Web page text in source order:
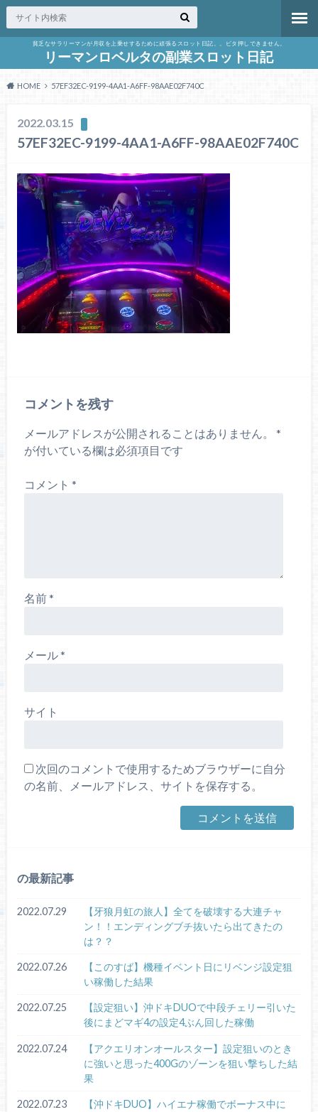
貧乏なサラリーマンが月収を上乗せするために頑張るスロット日記。。ビタ押しできません。
リーマンロベルタの副業スロット日記
HOME 57EF32EC-9199-4AA1-A6FF-98AAE02F740C
2022.03.15
57EF32EC-9199-4AA1-A6FF-98AAE02F740C
コメントを残す
メールアドレスが公開されることはありません。
*
が付いている欄は必須項目です
コメント *
名前*
メール*
サイト
次回のコメントで使用するためブラウザーに自分
の名前、メールアドレス、サイトを保存する。
の最新記事
2022.07.29
【牙狼月虹の旅人】全てを破壊する大連チャ
ン！！エンディングブチ抜いたら出てきたの
は？？
2022.07.26
【このすば】機種イベント日にリベンジ設定狙
い稼働した結果
2022.07.25
【設定狙い】沖ドキDUOで中段チェリー引いた
後にまどマギ4の設定4ぶん回した稼働
2022.07.24
【アクエリオンオールスター】設定狙いのとき
に強いと思った400Gのゾーンを狙い撃ちした結
果
2022.07.23
【沖ドキDUO】ハイエナ稼働でボーナス中に